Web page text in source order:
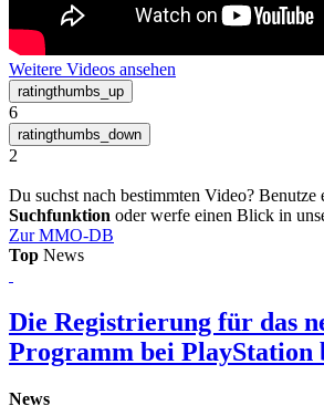
Weitere Videos ansehen
6
2
Du suchst nach bestimmten Video? Benutze
Suchfunktion oder werfe einen Blick in
Zur MMO-DB
Top News
Die Registrierung für das
Programm bei PlayStation
News